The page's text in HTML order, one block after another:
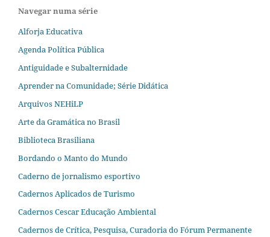
Navegar numa série
Alforja Educativa
Agenda Política Pública
Antiguidade e Subalternidade
Aprender na Comunidade; Série Didática
Arquivos NEHiLP
Arte da Gramática no Brasil
Biblioteca Brasiliana
Bordando o Manto do Mundo
Caderno de jornalismo esportivo
Cadernos Aplicados de Turismo
Cadernos Cescar Educação Ambiental
Cadernos de Crítica, Pesquisa, Curadoria do Fórum Permanente